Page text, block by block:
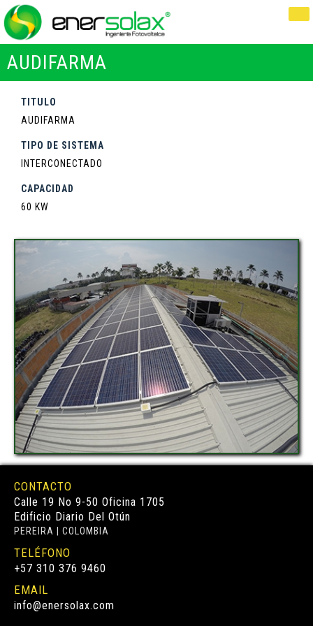
AUDIFARMA
TITULO
AUDIFARMA
TIPO DE SISTEMA
INTERCONECTADO
CAPACIDAD
60 KW
CONTACTO
Calle 19 No 9-50 Oficina 1705
Edificio Diario Del Otún
PEREIRA | COLOMBIA
TELÉFONO
+57 310 376 9460
EMAIL
info@enersolax.com